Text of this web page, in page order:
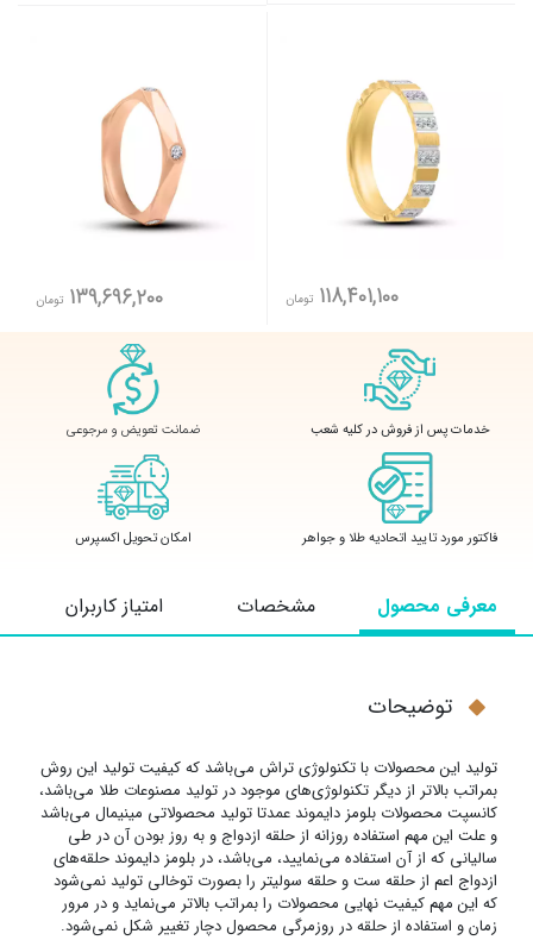
118,401,100 تومان 139,696,200 تومان
خدمات پس از فروش در کلیه شعب ضمانت تعویض و مرجوعی
فاکتور مورد تایید اتحادیه طلا و جواهر امکان تحویل اکسپرس
معرفی محصول مشخصات امتیاز کاربران
توضیحات
تولید این محصولات با تکنولوژی تراش می‌باشد که کیفیت تولید این روش
بمراتب بالاتر از دیگر تکنولوژی‌های موجود در تولید مصنوعات طلا می‌باشد،
کانسپت محصولات بلومز دایموند عمدتا تولید محصولاتی مینیمال می‌باشد
و علت این مهم استفاده روزانه از حلقه ازدواج و به روز بودن آن در طی
سالیانی که از آن استفاده می‌نمایید، می‌باشد‌، در بلومز دایموند حلقه‌های
ازدواج اعم از حلقه ست و حلقه سولیتر را بصورت توخالی تولید نمی‌شود
که این مهم کیفیت نهایی محصولات را بمراتب بالاتر می‌نماید و در مرور
زمان و استفاده از حلقه در روزمرگی محصول دچار تغییر شکل نمی‌شود.